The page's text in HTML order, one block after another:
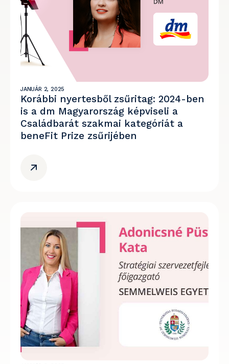
JANUÁR 2, 2025
Korábbi nyertesből zsűritag: 2024-ben
is a dm Magyarország képviseli a
Családbarát szakmai kategóriát a
beneFit Prize zsűrijében